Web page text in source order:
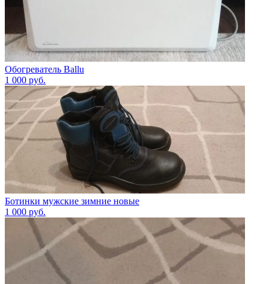
Обогреватель Ballu
1 000 руб.
Ботинки мужские зимние новые
1 000 руб.